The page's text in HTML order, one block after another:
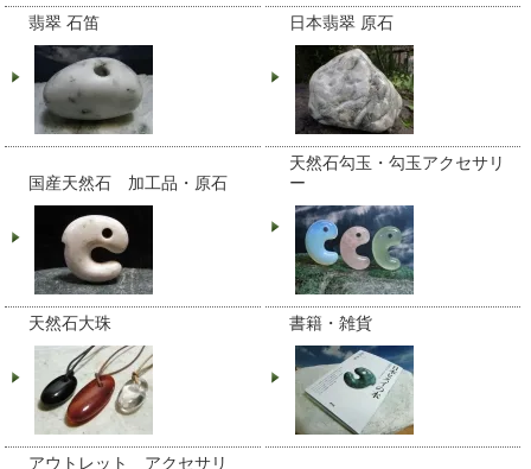
翡翠 石笛 日本翡翠 原石
国産天然石 加工品・原石
天然石勾玉・勾玉アクセサリ
ー
天然石大珠 書籍・雑貨
アウトレット アクセサリ